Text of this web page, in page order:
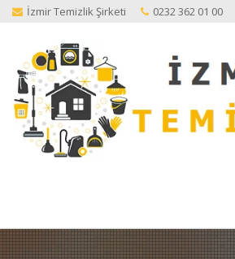
İzmir Temizlik Şirketi 0232 362 01 00